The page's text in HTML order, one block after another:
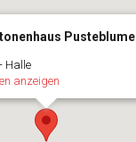
Pusteblume
Halle
anzeigen